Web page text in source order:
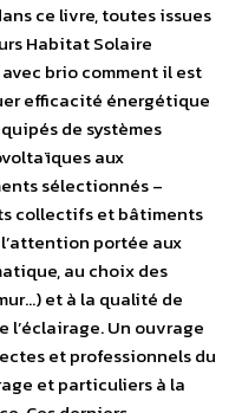
ce livre, toutes issues
Habitat Solaire
brio comment il est
efficacité énergétique
de systèmes
aux
sélectionnés –
collectifs et bâtiments
portée aux
au choix des
et à la qualité de
Un ouvrage
et professionnels du
et particuliers à la